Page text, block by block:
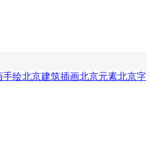
手绘北京建筑插画北京元素北京字